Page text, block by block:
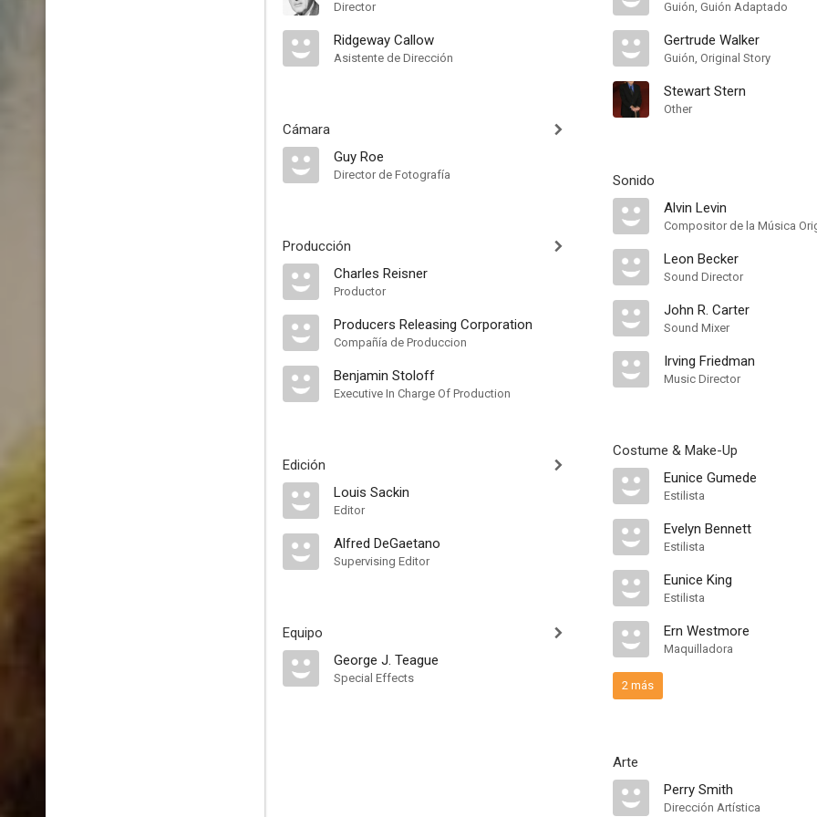
Director
Ridgeway Callow
Asistente de Dirección
Cámara
Guy Roe
Director de Fotografía
Producción
Charles Reisner
Productor
Producers Releasing Corporation
Compañía de Produccion
Benjamin Stoloff
Executive In Charge Of Production
Edición
Louis Sackin
Editor
Alfred DeGaetano
Supervising Editor
Equipo
George J. Teague
Special Effects
Guión, Guión Adaptado
Gertrude Walker
Guión, Original Story
Stewart Stern
Other
Sonido
Alvin Levin
Compositor de la Música
Leon Becker
Sound Director
John R. Carter
Sound Mixer
Irving Friedman
Music Director
Costume & Make-Up
Eunice Gumede
Estilista
Evelyn Bennett
Estilista
Eunice King
Estilista
Ern Westmore
Maquilladora
2 más
Arte
Perry Smith
Dirección Artística